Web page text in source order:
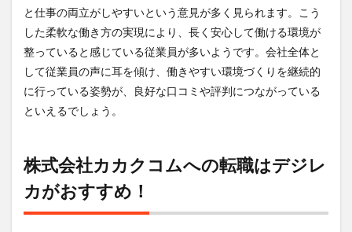
と仕事の両立がしやすいという意見が多く見られます。こう
した柔軟な働き方の実現により、長く安心して働ける環境が
整っていると感じている従業員が多いようです。会社全体と
して従業員の声に耳を傾け、働きやすい環境づくりを継続的
に行っている姿勢が、良好な口コミや評判につながっている
といえるでしょう。
株式会社カカクコムへの転職はデジレ
カがおすすめ！